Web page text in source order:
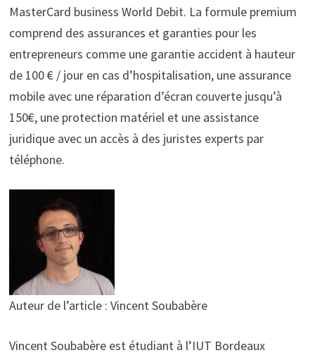
MasterCard business World Debit. La formule premium
comprend des assurances et garanties pour les
entrepreneurs comme une garantie accident à hauteur
de 100 € / jour en cas d’hospitalisation, une assurance
mobile avec une réparation d’écran couverte jusqu’à
150€, une protection matériel et une assistance
juridique avec un accès à des juristes experts par
téléphone.
Auteur de l’article : Vincent Soubabère
Vincent Soubabère est étudiant à l’IUT Bordeaux